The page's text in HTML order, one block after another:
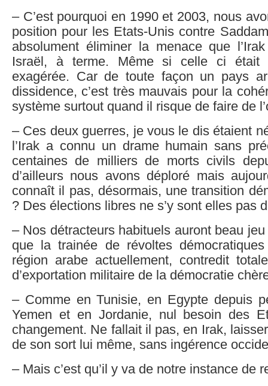
– C’est pourquoi en 1990 et 2003, nous
position pour les Etats-Unis contre
absolument éliminer la menace que
Israël, à terme. Même si celle ci était
exagérée. Car de toute façon un pays
dissidence, c’est très mauvais pour la
système surtout quand il risque de faire de
– Ces deux guerres, je vous le dis étaient
l’Irak a connu un drame humain sans
centaines de milliers de morts civils
d’ailleurs nous avons déploré mais
connaît il pas, désormais, une transition
? Des élections libres ne s’y sont elles pas
– Nos détracteurs habituels auront beau
que la trainée de révoltes
région arabe actuellement, contredit
d’exportation militaire de la démocratie
– Comme en Tunisie, en Egypte depuis
Yemen et en Jordanie, nul besoin des
changement. Ne fallait il pas, en Irak,
de son sort lui même, sans ingérence
– Mais c’est qu’il y va de notre instance de